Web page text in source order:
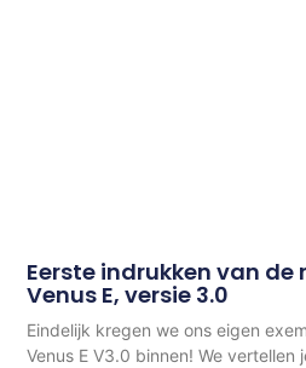
Eerste indrukken van de
Venus E, versie 3.0
Eindelijk kregen we ons eigen
Venus E V3.0 binnen! We vertellen